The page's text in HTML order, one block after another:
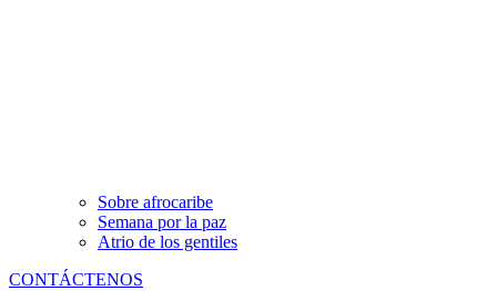
Sobre afrocaribe
Semana por la paz
Atrio de los gentiles
CONTÁCTENOS